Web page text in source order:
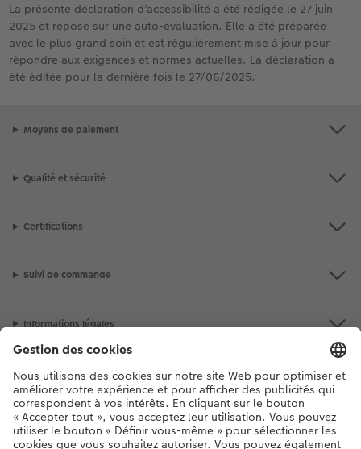
La présente déclaration d'accessibilité a été rédigée le 27 juin
2025 et repose sur une auto-évaluation. Elle a été préparée
avec le plus grand soin et est régulièrement mise à jour pour
répondre aux exigences et normes actuelles. La déclaration a
été éditée pour la dernière fois le 27/06/2025.
Moyens de paiement
Qualité et sécurité
Certifications
Suivi de commande
Informations légales
Assortiment
**Besoin d'aide ou d'un conseil pour créer votre produit ?03 303 71 59
[Lu-Ve : 9:00 - 20:00h | Sa : 9.00 - 17:00h | Di : 12.00 - 16:00h]